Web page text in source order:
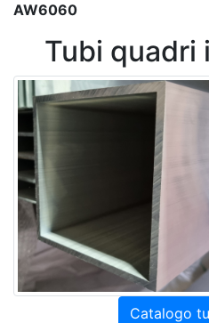
AW6060
Tubi quadri
Catalogo